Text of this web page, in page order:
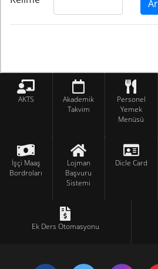
AKTS
Akademik
Takvim
Personel
Yemek
Menüsü
İşçi Maaş
Bordroları
Lojman
Başvuru
Sistemi
Dicle Card
Ek Ders Otomasyonu